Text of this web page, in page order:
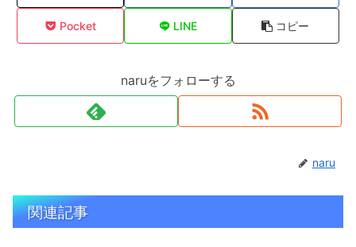
Pocket LINE コピー
naruをフォローする
naru
関連記事